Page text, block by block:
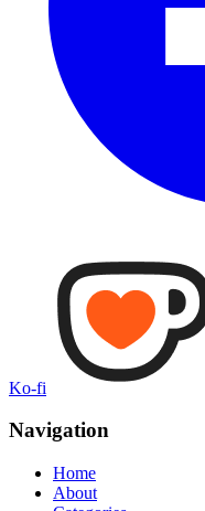
Ko-fi
Navigation
Home
About